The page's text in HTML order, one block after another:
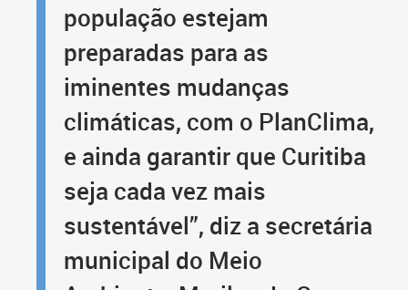
população estejam
preparadas para as
iminentes mudanças
climáticas, com o PlanClima,
e ainda garantir que Curitiba
seja cada vez mais
sustentável”, diz a secretária
municipal do Meio